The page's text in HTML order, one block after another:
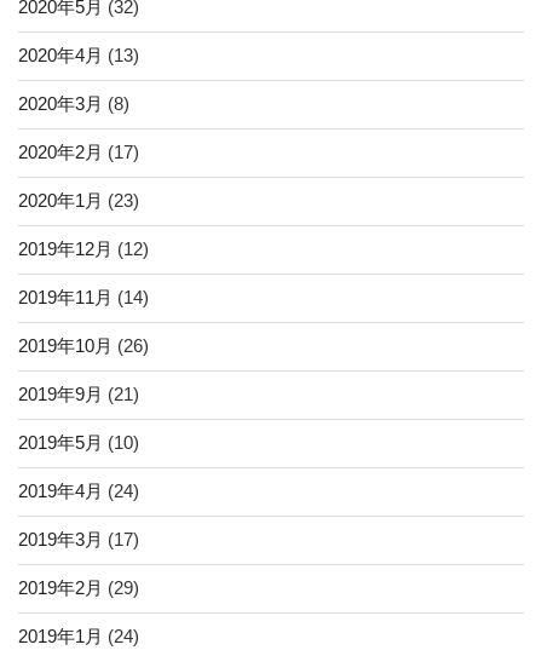
2020年5月 (32)
2020年4月 (13)
2020年3月 (8)
2020年2月 (17)
2020年1月 (23)
2019年12月 (12)
2019年11月 (14)
2019年10月 (26)
2019年9月 (21)
2019年5月 (10)
2019年4月 (24)
2019年3月 (17)
2019年2月 (29)
2019年1月 (24)